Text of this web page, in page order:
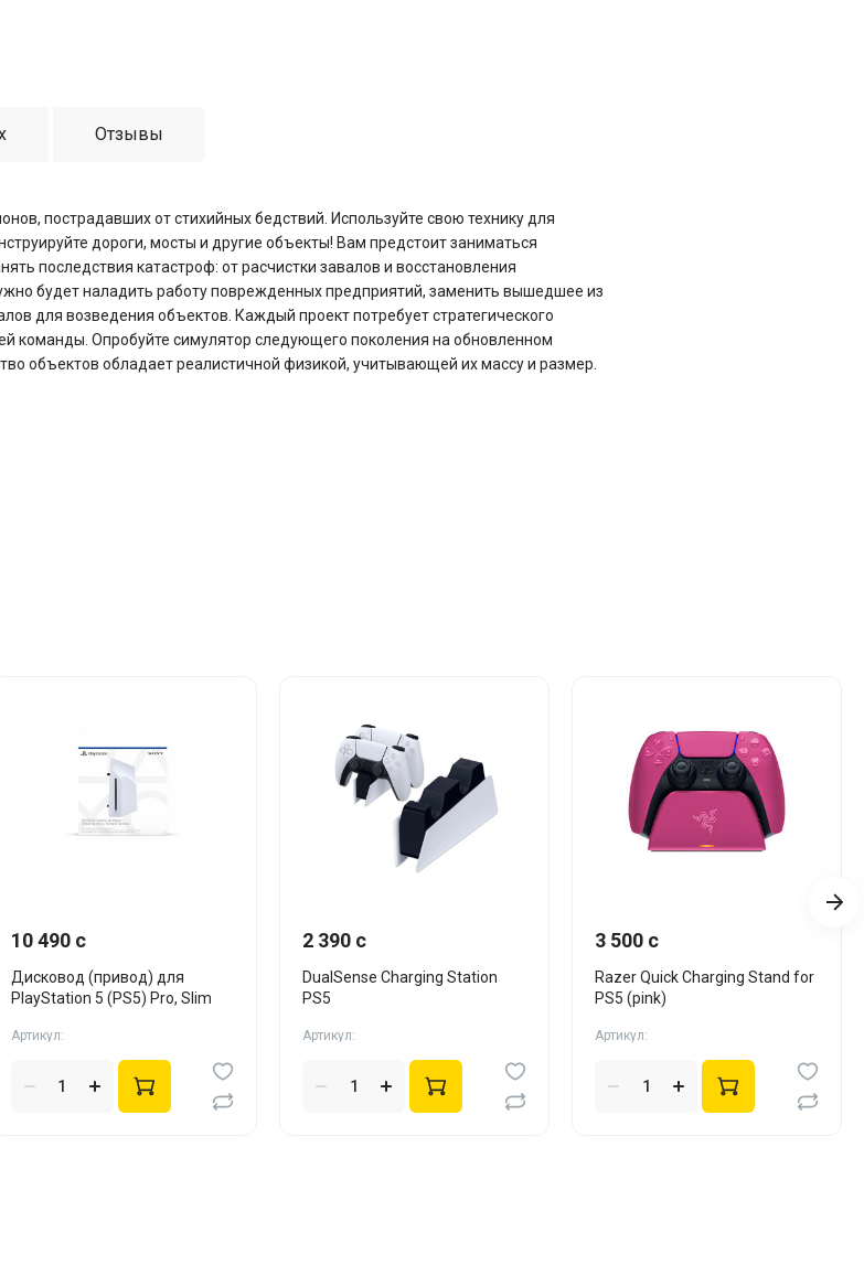
Отзывы
пострадавших от стихийных бедствий. Используйте свою технику для
дороги, мосты и другие объекты! Вам предстоит заниматься
последствия катастроф: от расчистки завалов и восстановления
будет наладить работу поврежденных предприятий, заменить вышедшее из
для возведения объектов. Каждый проект потребует стратегического
команды. Опробуйте симулятор следующего поколения на обновленном
объектов обладает реалистичной физикой, учитывающей их массу и размер.
10 490 c
Дисковод (привод) для
PlayStation 5 (PS5) Pro, Slim
Артикул:
2 390 c
DualSense Charging Station
PS5
Артикул:
3 500 c
Razer Quick Charging Stand for
PS5 (pink)
Артикул: